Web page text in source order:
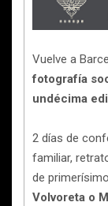
Vuelve a
fotografía
undécima
2 días de
familiar,
de
Volvoreta o